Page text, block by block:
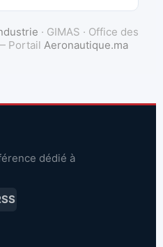
· GIMAS · Office des
Portail Aeronautique.ma
dédié à